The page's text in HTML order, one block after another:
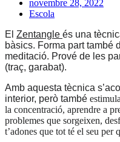
novembre 28, 2022
Escola
El Zentangle és una
bàsics. Forma part també
meditació. Prové de les
(traç, garabat).
Amb aquesta tècnica
interior, però també estimula
la concentració, aprendre a
problemes que sorgeixen,
t’adones que tot té el seu per